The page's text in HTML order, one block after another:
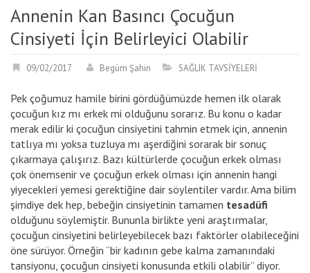
Annenin Kan Basıncı Çocuğun
Cinsiyeti İçin Belirleyici Olabilir
09/02/2017 Begüm Şahin SAĞLIK TAVSİYELERİ
Pek çoğumuz hamile birini gördüğümüzde hemen ilk olarak
çocuğun kız mı erkek mi olduğunu sorarız. Bu konu o kadar
merak edilir ki çocuğun cinsiyetini tahmin etmek için, annenin
tatlıya mı yoksa tuzluya mı aşerdiğini sorarak bir sonuç
çıkarmaya çalışırız. Bazı kültürlerde çocuğun erkek olması
çok önemsenir ve çocuğun erkek olması için annenin hangi
yiyecekleri yemesi gerektiğine dair söylentiler vardır. Ama bilim
şimdiye dek hep, bebeğin cinsiyetinin tamamen tesadüfi
olduğunu söylemiştir. Bununla birlikte yeni araştırmalar,
çocuğun cinsiyetini belirleyebilecek bazı faktörler olabileceğini
öne sürüyor. Örneğin “bir kadının gebe kalma zamanındaki
tansiyonu, çocuğun cinsiyeti konusunda etkili olabilir” diyor.